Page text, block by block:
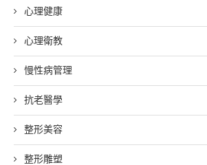
心理健康
心理衛教
慢性病管理
抗老醫學
整形美容
整形雕塑